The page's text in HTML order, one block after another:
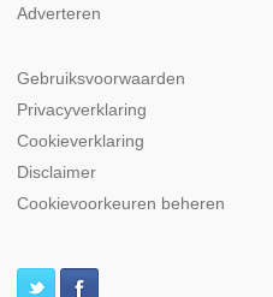
Adverteren
Gebruiksvoorwaarden
Privacyverklaring
Cookieverklaring
Disclaimer
Cookievoorkeuren beheren